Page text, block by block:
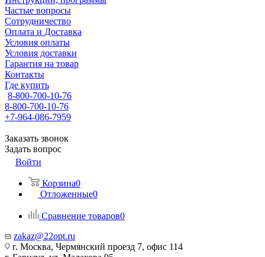
Частые вопросы
Сотрудничество
Оплата и Доставка
Условия оплаты
Условия доставки
Гарантия на товар
Контакты
Где купить
8-800-700-10-76
8-800-700-10-76
+7-964-086-7959
Заказать звонок
Задать вопрос
Войти
Корзина0
Отложенные0
Сравнение товаров0
zakaz@22opt.ru
г. Москва, Чермянский проезд 7, офис 114